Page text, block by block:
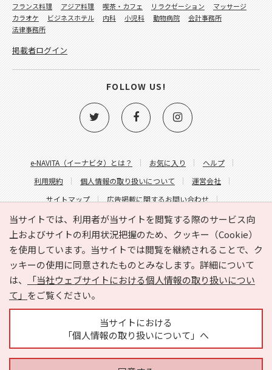
当サイトでは、利用者が当サイトを閲覧する際のサービス向
上およびサイトの利用状況把握のため、クッキー（Cookie）
を使用しています。当サイトでは閲覧を継続されることで、ク
ッキーの使用に同意されたものとみなします。詳細について
は、
「当社ウェブサイトにおける個人情報の取り扱いについ
て」 をご覧ください。
当サイトにおける
「個人情報の取り扱いについて」へ
e-NAVITA（イーナビタ）とは？ お気に入り
ヘルプ
利用規約
個人情報の取り扱いについて
運営会社
サイトマップ
広告掲載に関するお問い合わせ
サイトの内容に関するお問い合わせ
フランス料理
アジア料理 喫茶・カフェ リラクゼーション
マッサージ
カラオケ
ビジネスホテル 内科 小児科 動物病院
会計事務所
法律事務所
掲載者ログイン
FOLLOW US!
Copyright © HYOJITO.Co.,Ltd. All Rights Reserved.